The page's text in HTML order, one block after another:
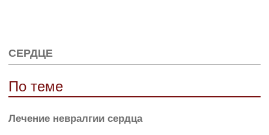
СЕРДЦЕ
По теме
Лечение невралгии сердца